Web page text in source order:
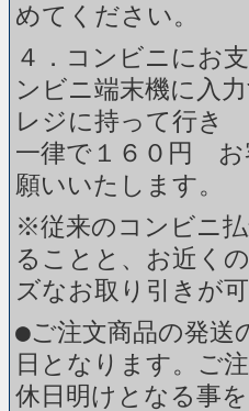
めてください。
４．コンビニにお
ンビニ端末機に入
レジに持って行き
一律で１６０円 お
願いいたします。
※従来のコンビニ
ることと、お近く
ズなお取り引きが
●ご注文商品の発送
日となります。ご
休日明けとなる事